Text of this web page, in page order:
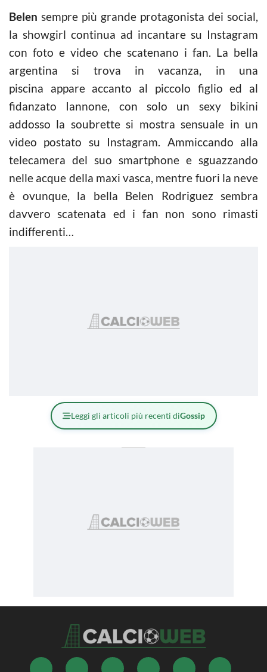
Belen sempre più grande protagonista dei social,
la showgirl continua ad incantare su Instagram
con foto e video che scatenano i fan. La bella
argentina si trova in vacanza, in una
piscina appare accanto al piccolo figlio ed al
fidanzato Iannone, con solo un sexy bikini
addosso la soubrette si mostra sensuale in un
video postato su Instagram. Ammiccando alla
telecamera del suo smartphone e sguazzando
nelle acque della maxi vasca, mentre fuori la neve
è ovunque, la bella Belen Rodriguez sembra
davvero scatenata ed i fan non sono rimasti
indifferenti…
Leggi gli articoli più recenti diGossip